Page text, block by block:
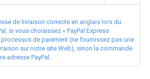
de livraison correcte en anglais lors du
si vous choisissez « PayPal Express
de paiement (ne fournissez pas une
sur notre site Web), sinon la commande
adresse PayPal.